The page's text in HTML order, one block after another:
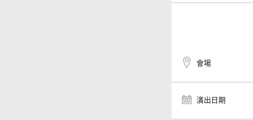
會場
演出日期